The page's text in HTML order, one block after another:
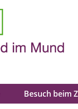
Besuch beim